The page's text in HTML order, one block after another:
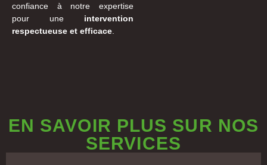
confiance à notre expertise
pour une intervention
respectueuse et efficace
EN SAVOIR PLUS SUR NOS
SERVICES